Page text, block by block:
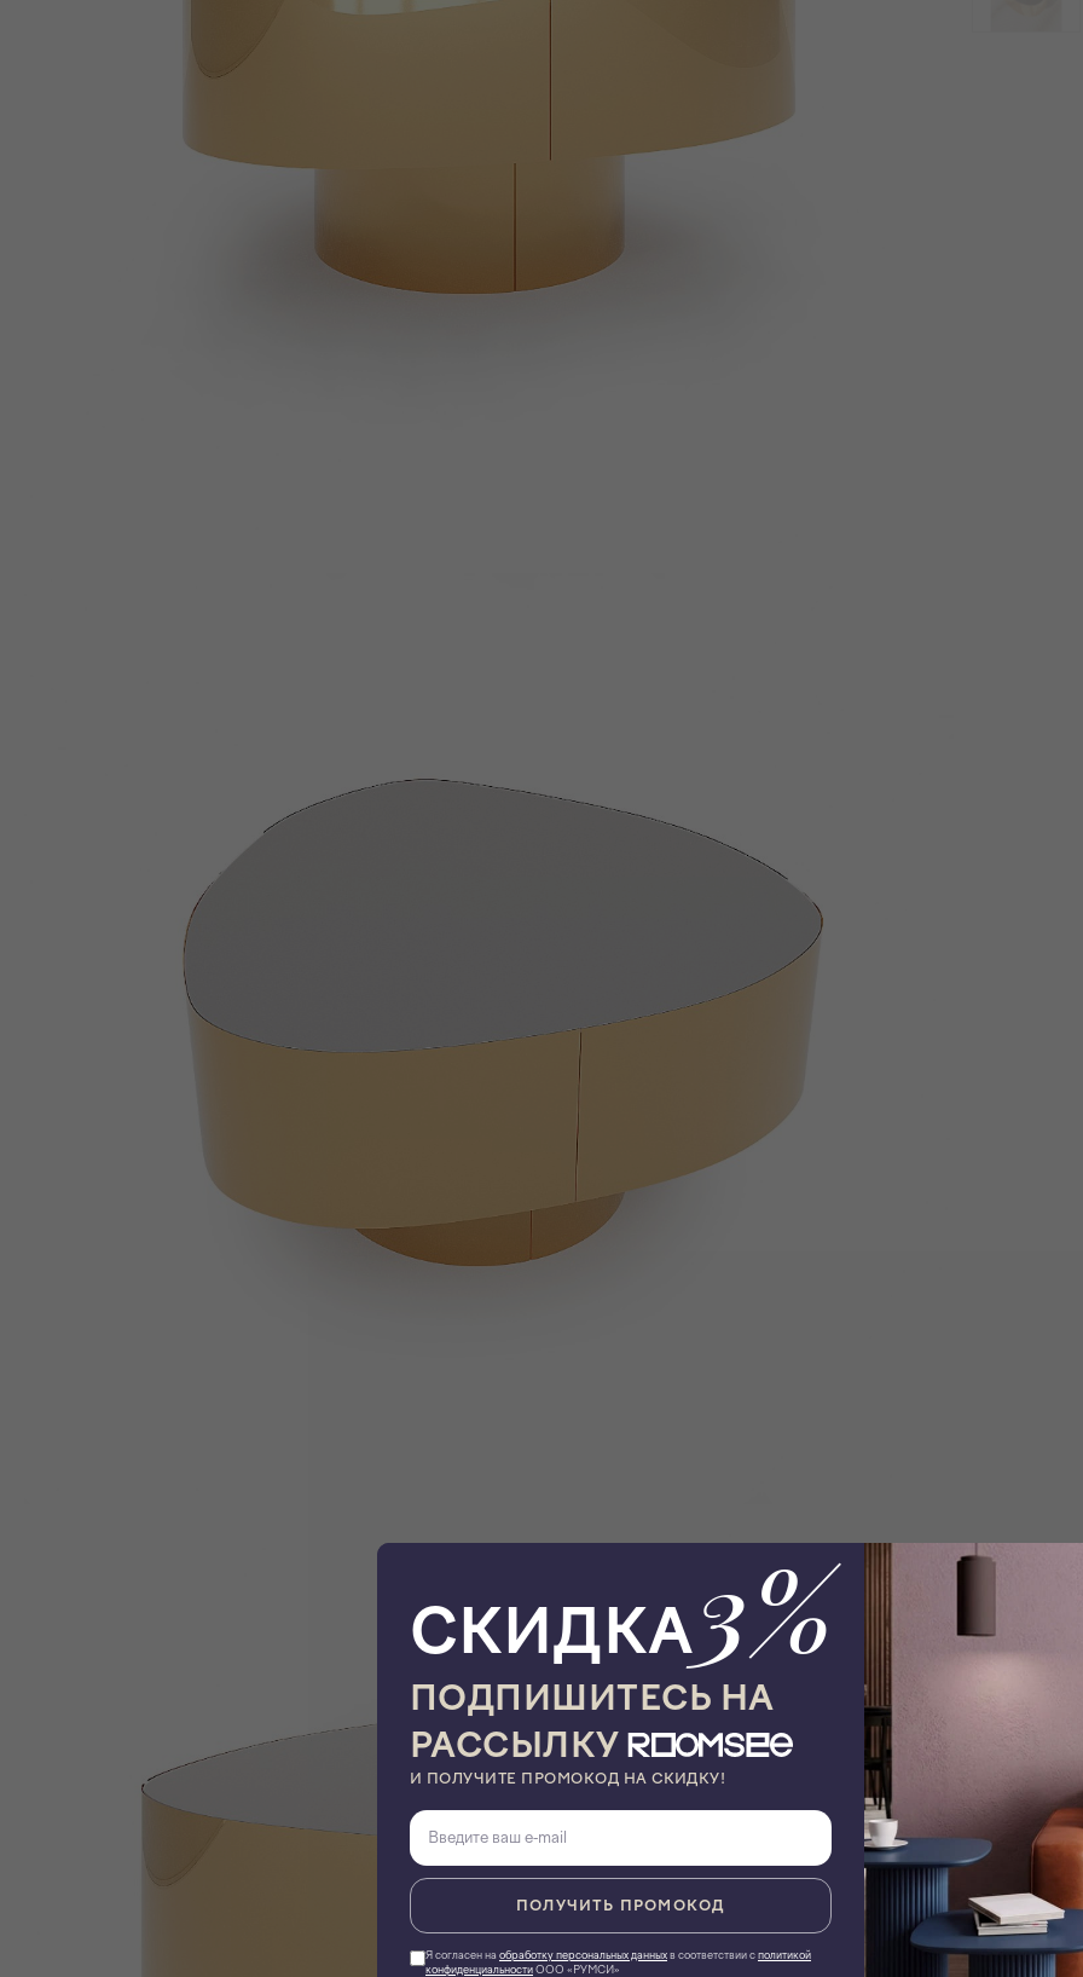
СКИДКА3%
ПОДПИШИТЕСЬ НА
РАССЫЛКУ
И ПОЛУЧИТЕ ПРОМОКОД НА СКИДКУ!
ПОЛУЧИТЬ ПРОМОКОД
Я согласен на обработку персональных данныхв соответствии сполитикой
конфиденциальностиООО «РУМСИ»